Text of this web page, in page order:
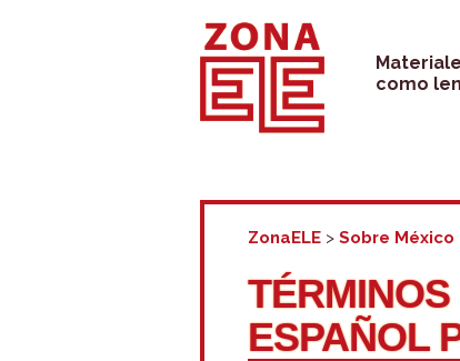
Saltar
contenido
como
ZonaELE >Sobre México
ESPAÑOL